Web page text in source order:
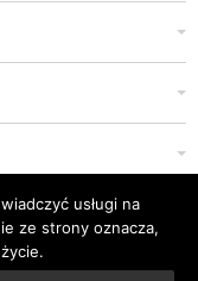
pracy
usługi na
ze strony oznacza,